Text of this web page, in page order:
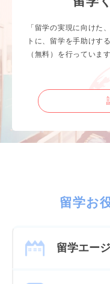
「留学の実現に向けた
トに、留学を手助けす
（無料）を行っています
留学お
留学エー